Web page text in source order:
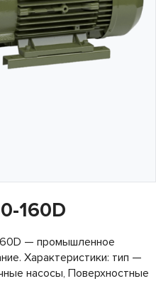
160D
— промышленное
Характеристики: тип —
насосы, Поверхностные